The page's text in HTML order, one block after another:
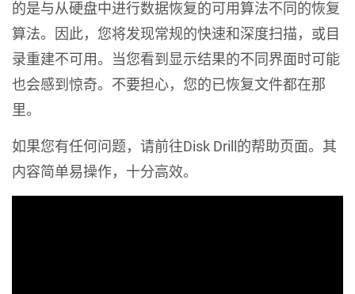
的是与从硬盘中进行数据恢复的可用算法不同的恢复
算法。因此，您将发现常规的快速和深度扫描，或目
录重建不可用。当您看到显示结果的不同界面时可能
也会感到惊奇。不要担心，您的已恢复文件都在那
里。
如果您有任何问题，请前往Disk Drill的帮助页面。其
内容简单易操作，十分高效。